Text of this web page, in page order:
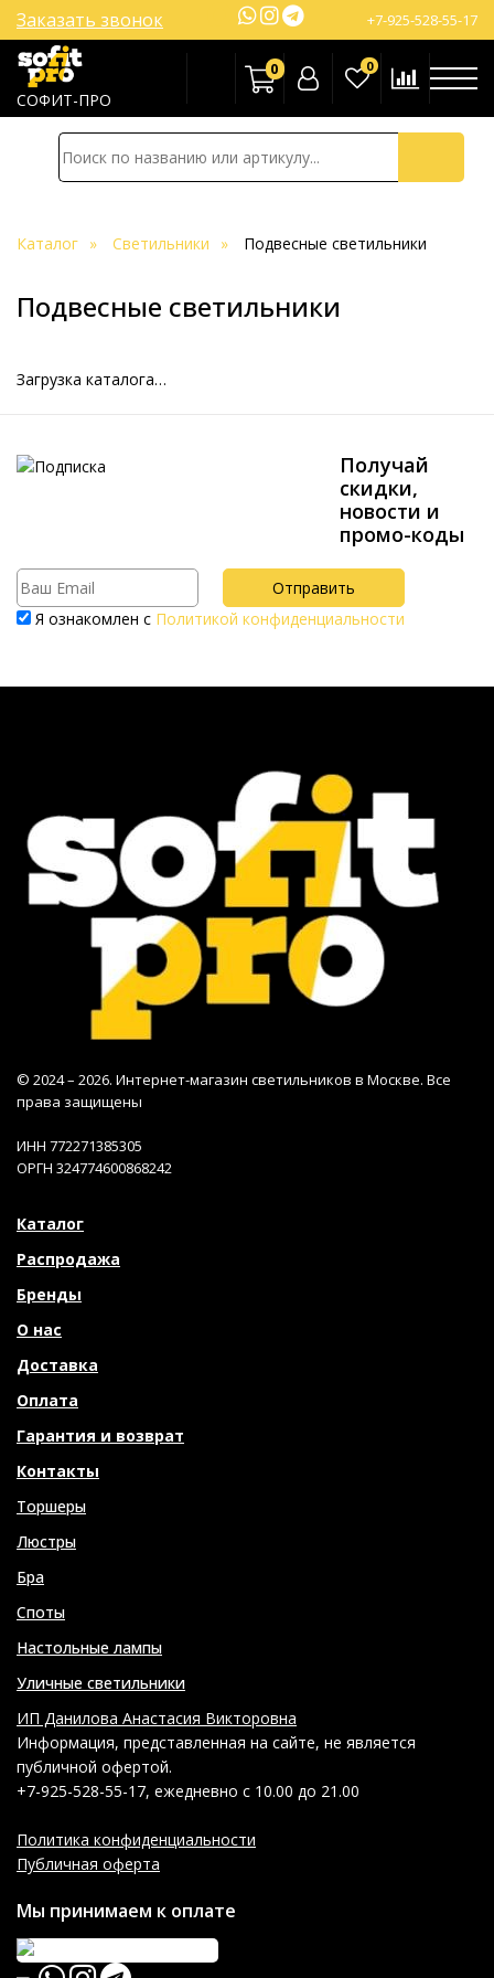
СОФИТ-ПРО
+7-925-528-55-17
Заказать звонок
0 0
Каталог Светильники Подвесные светильники
Подвесные светильники
Загрузка каталога…
Получай
скидки,
новости и
промо-коды
Я ознакомлен с Политикой конфиденциальности
© 2024 – 2026. Интернет-магазин светильников в Москве. Все
права защищены
ИНН 772271385305
ОРГН 324774600868242
Каталог
Распродажа
Бренды
О нас
Доставка
Оплата
Гарантия и возврат
Контакты
Торшеры
Люстры
Бра
Споты
Настольные лампы
Уличные светильники
ИП Данилова Анастасия Викторовна
Информация, представленная на сайте, не является
публичной офертой.
+7-925-528-55-17, ежедневно с 10.00 до 21.00
Политика конфиденциальности
Публичная оферта
Мы принимаем к оплате